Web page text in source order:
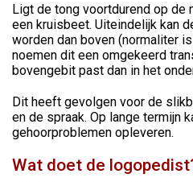
Ligt de tong voortdurend op de
een kruisbeet. Uiteindelijk kan
worden dan boven (normaliter
noemen dit een omgekeerd
bovengebit past dan in het
Dit heeft gevolgen voor de
en de spraak. Op lange termijn
gehoorproblemen opleveren.
Wat doet de